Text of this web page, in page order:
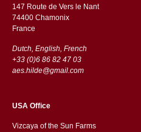
147 Route de Vers le Nant
74400 Chamonix
France
Dutch, English, French
+33 (0)6 86 82 47 03
aes.hilde@gmail.com
USA Office
Vizcaya of the Sun Farms